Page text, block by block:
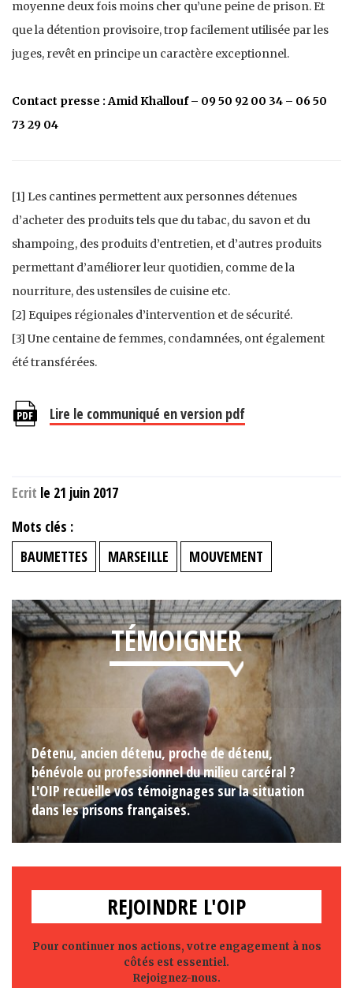
moyenne deux fois moins cher qu’une peine de prison. Et
que la détention provisoire, trop facilement utilisée par les
juges, revêt en principe un caractère exceptionnel.
Contact presse : Amid Khallouf – 09 50 92 00 34 – 06 50
73 29 04
[1] Les cantines permettent aux personnes détenues
d’acheter des produits tels que du tabac, du savon et du
shampoing, des produits d’entretien, et d’autres produits
permettant d’améliorer leur quotidien, comme de la
nourriture, des ustensiles de cuisine etc.
[2] Equipes régionales d’intervention et de sécurité.
[3] Une centaine de femmes, condamnées, ont également
été transférées.
Lire le communiqué en version pdf
Ecrit le 21 juin 2017
Mots clés :
BAUMETTES
MARSEILLE MOUVEMENT
TÉMOIGNER
Détenu, ancien détenu, proche de détenu,
bénévole ou professionnel du milieu carcéral ?
L'OIP recueille vos témoignages sur la situation
dans les prisons françaises.
REJOINDRE L'OIP
Pour continuer nos actions, votre engagement à nos
côtés est essentiel.
Rejoignez-nous.